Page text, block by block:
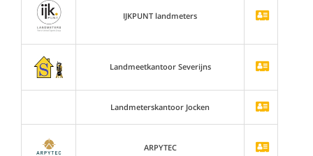
IJKPUNT landmeters
Landmeetkantoor Severijns
Landmeterskantoor Jocken
ARPYTEC